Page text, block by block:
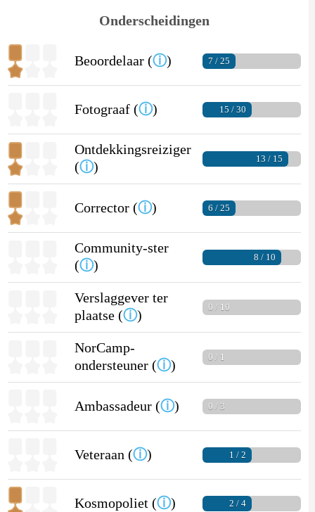
Onderscheidingen
Beoordelaar (ⓘ) 7 / 25
Fotograaf (ⓘ) 15 / 30
Ontdekkingsreiziger
(ⓘ)
13 / 15
Corrector (ⓘ) 6 / 25
Community-ster
(ⓘ)
8 / 10
Verslaggever ter
plaatse (ⓘ)
0 / 10
NorCamp-
ondersteuner (ⓘ)
0 / 1
Ambassadeur (ⓘ) 0 / 3
Veteraan (ⓘ) 1 / 2
Kosmopoliet (ⓘ) 2 / 4